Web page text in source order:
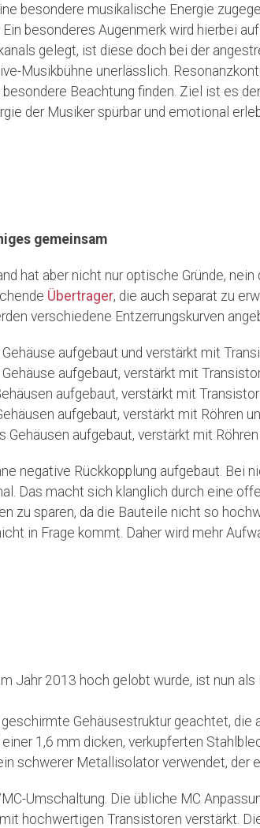
besondere musikalische Energie
Ein besonderes Augenmerk wird hierbei
gelegt, ist diese doch bei der
Musikbühne unerlässlich.
Beachtung finden. Ziel ist es
der Musiker spürbar und emotional
gemeinsam
hat aber nicht nur optische Gründe,
Übertrager, die auch separat zu
verschiedene Entzerrungskurven
aufgebaut und verstärkt mit
aufgebaut, verstärkt mit
aufgebaut, verstärkt mit
aufgebaut, verstärkt mit Röhren
aufgebaut, verstärkt mit Röhren
negative Rückkopplung aufgebaut. Bei
Das macht sich klanglich durch eine
zu sparen, da die Bauteile nicht so
in Frage kommt. Daher wird mehr
Jahr 2013 hoch gelobt wurde, ist nun
Gehäusestruktur geachtet,
1,6 mm dicken, verkupferten
schwerer Metallisolator verwendet,
Umschaltung. Die übliche MC
hochwertigen Transistoren verstärkt.